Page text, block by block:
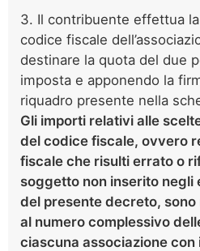
3. Il contribuente effettua
codice fiscale
destinare la quota del due
imposta e apponendo la
riquadro presente nella
Gli importi relativi alle
del codice fiscale, ovvero
fiscale che risulti errato o
soggetto non inserito negli
del presente decreto,
al numero complessivo
ciascuna associazione